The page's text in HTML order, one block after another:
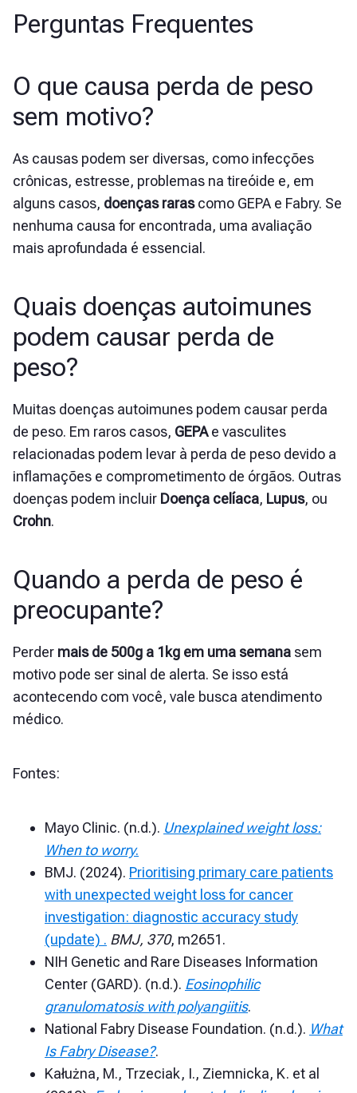
Perguntas Frequentes
O que causa perda de peso
sem motivo?
As causas podem ser diversas, como infecções
crônicas, estresse, problemas na tireóide e, em
alguns casos, doenças rarascomo GEPA e Fabry. Se
nenhuma causa for encontrada, uma avaliação
mais aprofundada é essencial.
Quais doenças autoimunes
podem causar perda de
peso?
Muitas doenças autoimunes podem causar perda
de peso. Em raros casos, GEPAe vasculites
relacionadas podem levar à perda de peso devido a
inflamações e comprometimento de órgãos. Outras
doenças podem incluir Doença celíaca, Lupus, ou
Crohn.
Quando a perda de peso é
preocupante?
Perder mais de 500g a 1kg em uma semana sem
motivo pode ser sinal de alerta. Se isso está
acontecendo com você, vale busca atendimento
médico.
Fontes:
Mayo Clinic. (n.d.). Unexplained weight loss:
When to worry.
BMJ. (2024). Prioritising primary care patients
with unexpected weight loss for cancer
investigation: diagnostic accuracy study
(update) . BMJ, 370, m2651.
NIH Genetic and Rare Diseases Information
Center (GARD). (n.d.). Eosinophilic
granulomatosis with polyangiitis.
National Fabry Disease Foundation. (n.d.). What
Is Fabry Disease?.
Kałużna, M., Trzeciak, I., Ziemnicka, K. et al